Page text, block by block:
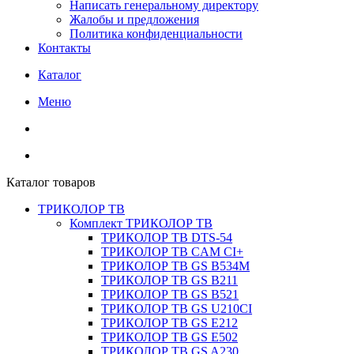
Написать генеральному директору
Жалобы и предложения
Политика конфиденциальности
Контакты
Каталог
Меню
Каталог товаров
ТРИКОЛОР ТВ
Комплект ТРИКОЛОР ТВ
ТРИКОЛОР ТВ DTS-54
ТРИКОЛОР ТВ CAM CI+
ТРИКОЛОР ТВ GS B534M
ТРИКОЛОР ТВ GS B211
ТРИКОЛОР ТВ GS B521
ТРИКОЛОР ТВ GS U210CI
ТРИКОЛОР ТВ GS E212
ТРИКОЛОР ТВ GS E502
ТРИКОЛОР ТВ GS A230